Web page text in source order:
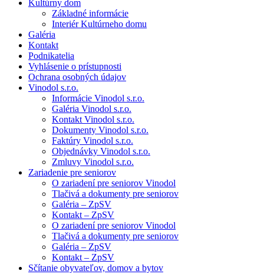
Kultúrny dom
Základné informácie
Interiér Kultúrneho domu
Galéria
Kontakt
Podnikatelia
Vyhlásenie o prístupnosti
Ochrana osobných údajov
Vinodol s.r.o.
Informácie Vinodol s.r.o.
Galéria Vinodol s.r.o.
Kontakt Vinodol s.r.o.
Dokumenty Vinodol s.r.o.
Faktúry Vinodol s.r.o.
Objednávky Vinodol s.r.o.
Zmluvy Vinodol s.r.o.
Zariadenie pre seniorov
O zariadení pre seniorov Vinodol
Tlačivá a dokumenty pre seniorov
Galéria – ZpSV
Kontakt – ZpSV
O zariadení pre seniorov Vinodol
Tlačivá a dokumenty pre seniorov
Galéria – ZpSV
Kontakt – ZpSV
Sčítanie obyvateľov, domov a bytov